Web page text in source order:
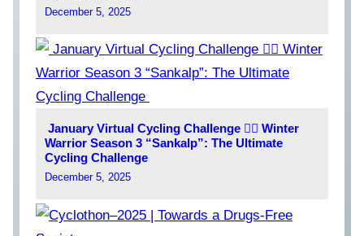
December 5, 2025
January Virtual Cycling Challenge 🚵‍♂️ Winter
Warrior Season 3 “Sankalp”: The Ultimate
Cycling Challenge
December 5, 2025